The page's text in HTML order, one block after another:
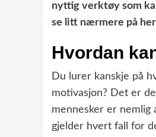
nyttig verktøy som
se litt nærmere på
Hvordan
Du lurer kanskje på
motivasjon? Det er
mennesker er nemlig
gjelder hvert fall for